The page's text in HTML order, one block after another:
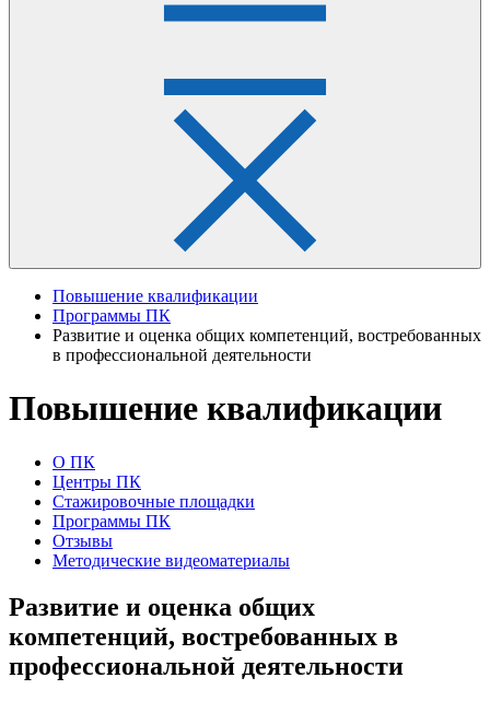
Повышение квалификации
Программы ПК
Развитие и оценка общих компетенций, востребованных
в профессиональной деятельности
Повышение квалификации
О ПК
Центры ПК
Стажировочные площадки
Программы ПК
Отзывы
Методические видеоматериалы
Развитие и оценка общих
компетенций, востребованных в
профессиональной деятельности